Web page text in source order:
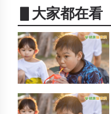
▋大家都在看